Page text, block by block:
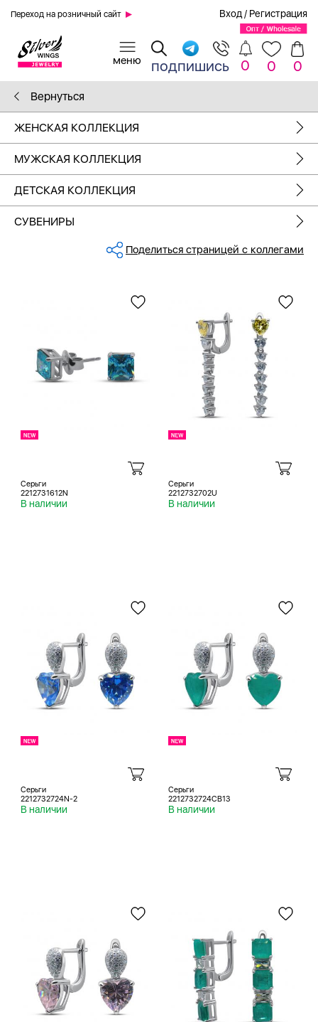
Переход на розничный сайт Вход / Регистрация
подпишись 0 0 0
Вернуться
ЖЕНСКАЯ КОЛЛЕКЦИЯ
МУЖСКАЯ КОЛЛЕКЦИЯ
ДЕТСКАЯ КОЛЛЕКЦИЯ
СУВЕНИРЫ
Поделиться страницей с коллегами
Серьги
2212731612N
В наличии
Серьги
2212732702U
В наличии
Серьги
2212732724N-2
В наличии
Серьги
2212732724CB13
В наличии